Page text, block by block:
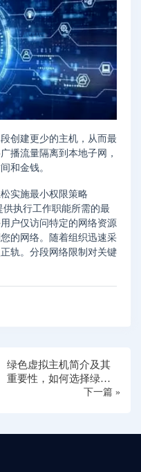
创建更少的主机，从而最
播流量隔离到本地子网，
和金钱。
实施最小权限策略
执行工作职能所需的最
户仅访问特定的网络资源
的网络。随着组织迅速采
轨。分段网络限制对关键
绿色虚拟主机简介及其
重要性，如何选择绿色
下一篇 »